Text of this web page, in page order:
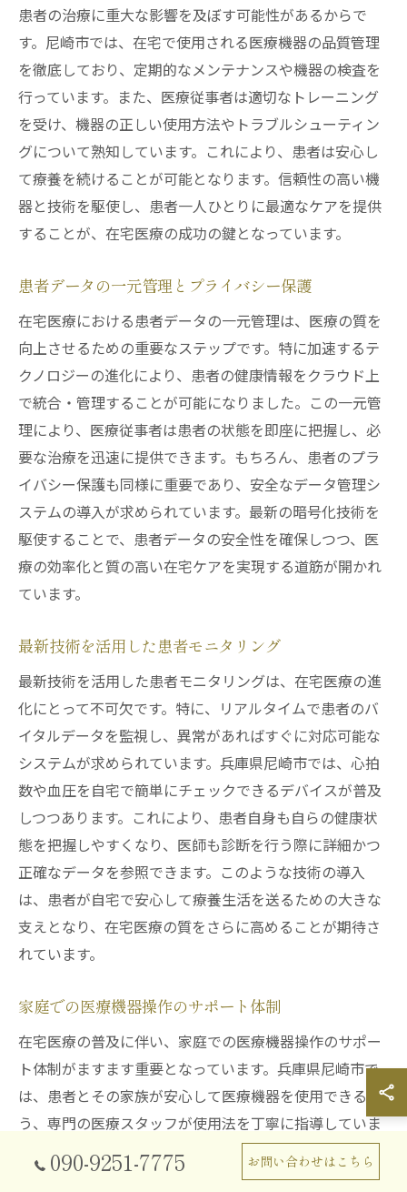
患者の治療に重大な影響を及ぼす可能性があるからで
す。尼崎市では、在宅で使用される医療機器の品質管理
を徹底しており、定期的なメンテナンスや機器の検査を
行っています。また、医療従事者は適切なトレーニング
を受け、機器の正しい使用方法やトラブルシューティン
グについて熟知しています。これにより、患者は安心し
て療養を続けることが可能となります。信頼性の高い機
器と技術を駆使し、患者一人ひとりに最適なケアを提供
することが、在宅医療の成功の鍵となっています。
患者データの一元管理とプライバシー保護
在宅医療における患者データの一元管理は、医療の質を
向上させるための重要なステップです。特に加速するテ
クノロジーの進化により、患者の健康情報をクラウド上
で統合・管理することが可能になりました。この一元管
理により、医療従事者は患者の状態を即座に把握し、必
要な治療を迅速に提供できます。もちろん、患者のプラ
イバシー保護も同様に重要であり、安全なデータ管理シ
ステムの導入が求められています。最新の暗号化技術を
駆使することで、患者データの安全性を確保しつつ、医
療の効率化と質の高い在宅ケアを実現する道筋が開かれ
ています。
最新技術を活用した患者モニタリング
最新技術を活用した患者モニタリングは、在宅医療の進
化にとって不可欠です。特に、リアルタイムで患者のバ
イタルデータを監視し、異常があればすぐに対応可能な
システムが求められています。兵庫県尼崎市では、心拍
数や血圧を自宅で簡単にチェックできるデバイスが普及
しつつあります。これにより、患者自身も自らの健康状
態を把握しやすくなり、医師も診断を行う際に詳細かつ
正確なデータを参照できます。このような技術の導入
は、患者が自宅で安心して療養生活を送るための大きな
支えとなり、在宅医療の質をさらに高めることが期待さ
れています。
家庭での医療機器操作のサポート体制
在宅医療の普及に伴い、家庭での医療機器操作のサポー
ト体制がますます重要となっています。兵庫県尼崎市で
は、患者とその家族が安心して医療機器を使用できるよ
う、専門の医療スタッフが使用法を丁寧に指導していま
す。また、テクノロジーの進化により、機器自体が操作
を簡素化する機能を備え、リモートサポートを通じて、
090-9251-7775 お問い合わせはこちら